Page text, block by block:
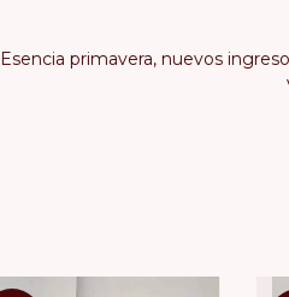
Esencia primavera, nuevos